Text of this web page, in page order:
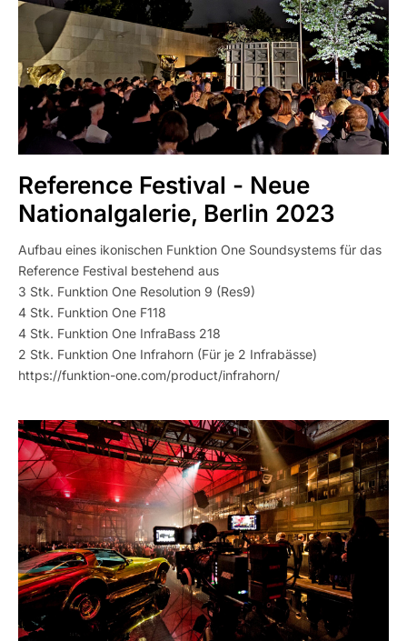
Reference Festival - Neue
Nationalgalerie, Berlin 2023
Aufbau eines ikonischen Funktion One Soundsystems für das
Reference Festival bestehend aus
3 Stk. Funktion One Resolution 9 (Res9)
4 Stk. Funktion One F118
4 Stk. Funktion One InfraBass 218
2 Stk. Funktion One Infrahorn (Für je 2 Infrabässe)
https://funktion-one.com/product/infrahorn/